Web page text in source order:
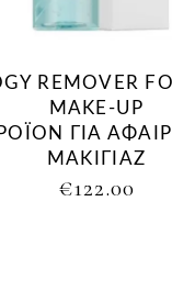
REMOVER
MAKE-UP
ΓΙΑ
ΜΑΚΙΓΙΑΖ
€122.00